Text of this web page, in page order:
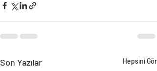
Son Yazılar Hepsini Gör